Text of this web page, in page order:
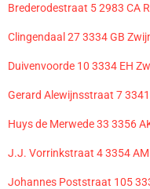
Brederodestraat 5 2983 CA
Clingendaal 27 3334 GB
Duivenvoorde 10 3334 EH
Gerard Alewijnsstraat 7
Huys de Merwede 33 3356
J.J. Vorrinkstraat 4 3354
Johannes Poststraat 105